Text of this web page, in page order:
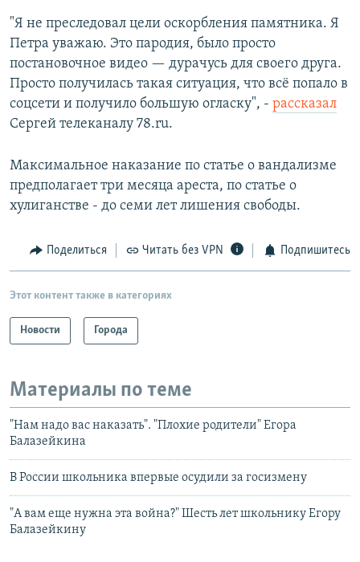
"Я не преследовал цели оскорбления памятника. Я
Петра уважаю. Это пародия, было просто
постановочное видео — дурачусь для своего друга.
Просто получилась такая ситуация, что всё попало в
соцсети и получило большую огласку", - рассказал
Сергей телеканалу 78.ru.
Максимальное наказание по статье о вандализме
предполагает три месяца ареста, по статье о
хулиганстве - до семи лет лишения свободы.
Поделиться Читать без VPN Подпишитесь
Этот контент также в категориях
Новости Города
Материалы по теме
"Нам надо вас наказать". "Плохие родители" Егора
Балазейкина
В России школьника впервые осудили за госизмену
"А вам еще нужна эта война?" Шесть лет школьнику Егору
Балазейкину